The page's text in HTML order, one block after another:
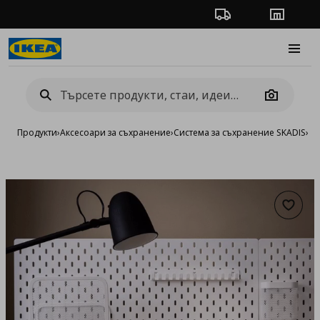
Проследяване на
Camera
Продукти›Аксесоари за съхранение›Система за съхранение SKADIS›